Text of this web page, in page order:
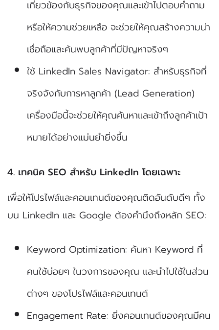
เกี่ยวข้องกับธุรกิจของคุณและเข้าไปตอบคำถาม
หรือให้ความช่วยเหลือ จะช่วยให้คุณสร้างความน่า
เชื่อถือและค้นพบลูกค้าที่มีปัญหาจริงๆ
ใช้ LinkedIn Sales Navigator: สำหรับธุรกิจที่
จริงจังกับการหาลูกค้า (Lead Generation)
เครื่องมือนี้จะช่วยให้คุณค้นหาและเข้าถึงลูกค้าเป้า
หมายได้อย่างแม่นยำยิ่งขึ้น
4. เทคนิค SEO สำหรับ LinkedIn โดยเฉพาะ
เพื่อให้โปรไฟล์และคอนเทนต์ของคุณติดอันดับดีๆ ทั้ง
บน LinkedIn และ Google ต้องคำนึงถึงหลัก SEO:
Keyword Optimization: ค้นหา Keyword ที่
คนใช้บ่อยๆ ในวงการของคุณ และนำไปใช้ในส่วน
ต่างๆ ของโปรไฟล์และคอนเทนต์
Engagement Rate: ยิ่งคอนเทนต์ของคุณมีคน